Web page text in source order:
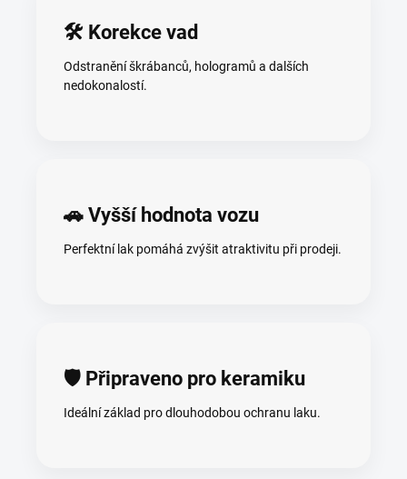
🛠️ Korekce vad
Odstranění škrábanců, hologramů a dalších
nedokonalostí.
🚗 Vyšší hodnota vozu
Perfektní lak pomáhá zvýšit atraktivitu při prodeji.
🛡️ Připraveno pro keramiku
Ideální základ pro dlouhodobou ochranu laku.